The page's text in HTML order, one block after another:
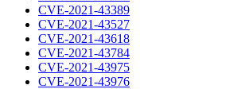
CVE-2021-43389
CVE-2021-43527
CVE-2021-43618
CVE-2021-43784
CVE-2021-43975
CVE-2021-43976